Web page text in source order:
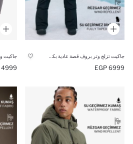
6999 EGP
4999 EGP